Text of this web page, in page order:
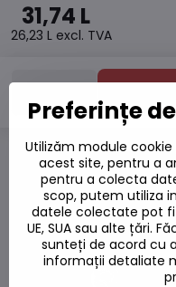
31,74 L
26,23 L excl. TVA
Adaugă la favorite
Adăugați la listă
Watchdog
Livrări
Număr depozit:
Preferințe
Utilizăm module
acest site, pentru a
pentru a colecta
scop, putem utiliza
datele colectate pot
UE, SUA sau alte țări.
sunteți de acord cu
informații detaliate